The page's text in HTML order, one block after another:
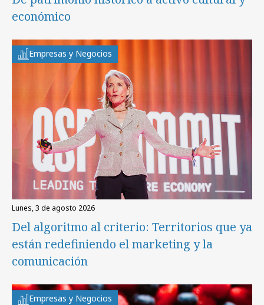
económico
Empresas y Negocios
lunes, 3 de agosto 2026
Del algoritmo al criterio: Territorios que ya
están redefiniendo el marketing y la
comunicación
Empresas y Negocios